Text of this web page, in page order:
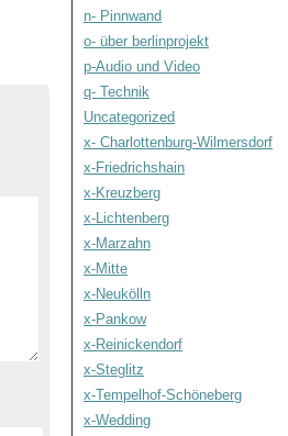
n- Pinnwand
o- über berlinprojekt
p-Audio und Video
q- Technik
Uncategorized
x- Charlottenburg-Wilmersdorf
x-Friedrichshain
x-Kreuzberg
x-Lichtenberg
x-Marzahn
x-Mitte
x-Neukölln
x-Pankow
x-Reinickendorf
x-Steglitz
x-Tempelhof-Schöneberg
x-Wedding